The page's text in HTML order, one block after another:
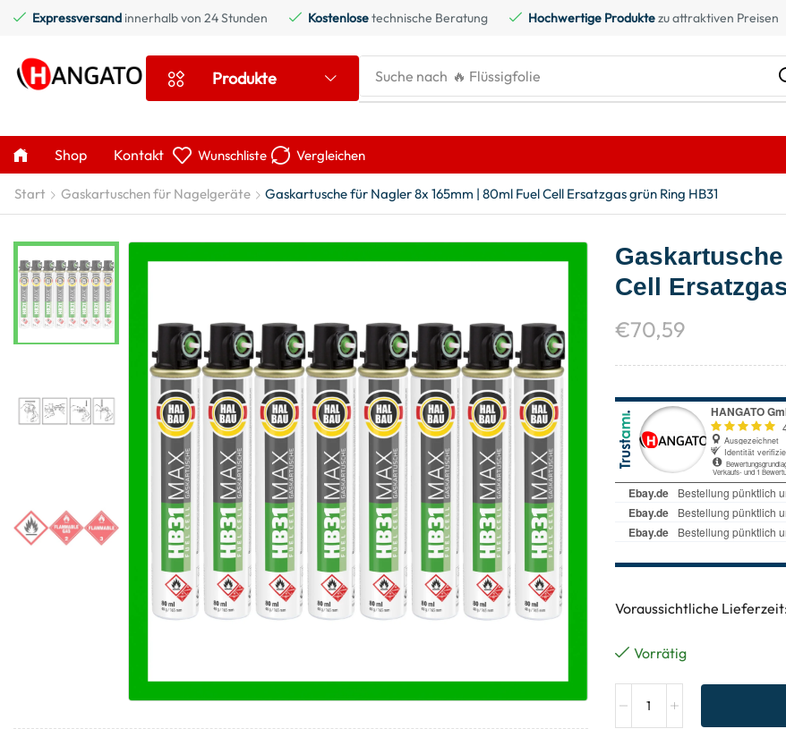
Expressversand innerhalb von 24 Stunden Kostenlosetechnische Beratung Hochwertige Produktezu attraktiven Preisen
Produkte Suche nach 🔥 Flüssigfolie
Shop Kontakt Wunschliste Vergleichen
Start Gaskartuschen für Nagelgeräte Gaskartusche für Nagler 8x 165mm | 80ml Fuel Cell Ersatzgas grün Ring HB31
Cell
€70,59
Voraussichtliche Lieferzeit:
Vorrätig